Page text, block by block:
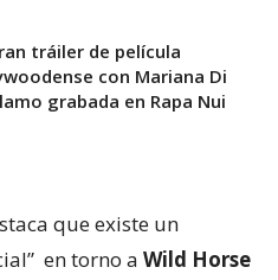
tráiler de película
con Mariana Di
grabada en Rapa Nui
que existe un
en torno a Wild Horse